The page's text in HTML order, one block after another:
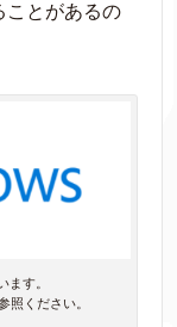
ことがあるの
ます。
照ください。